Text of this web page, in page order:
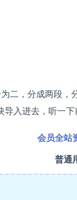
二，分成两段，
入进去，听一
会员全站
普通